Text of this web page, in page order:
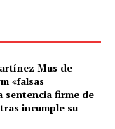
Mus de
«falsas
sentencia firme de
incumple su